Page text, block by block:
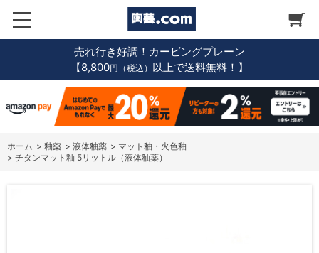
売れ行き好調！カービングプレーン
【8,800円（税込） 以上で送料無料！】
ホーム > 釉薬 > 液体釉薬 > マット釉・火色釉
> チタンマット釉 5リットル（液体釉薬）